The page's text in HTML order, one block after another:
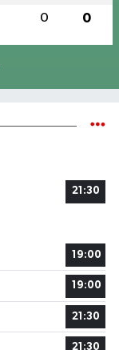
0 0
21:30
19:00
19:00
21:30
21:30